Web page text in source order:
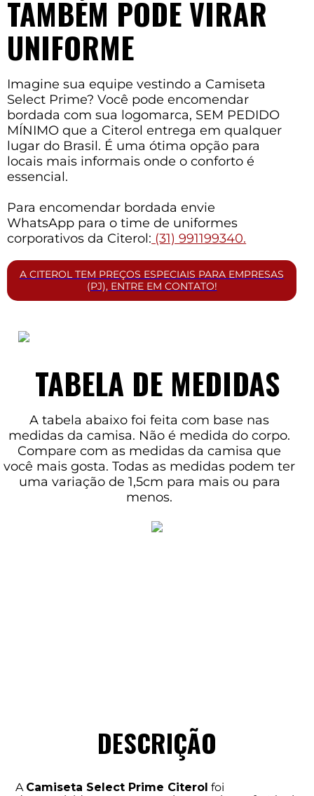
TAMBÉM PODE VIRAR
UNIFORME
Imagine sua equipe vestindo a Camiseta
Select Prime? Você pode encomendar
bordada com sua logomarca, SEM PEDIDO
MÍNIMO que a Citerol entrega em qualquer
lugar do Brasil. É uma ótima opção para
locais mais informais onde o conforto é
essencial.
Para encomendar bordada envie
WhatsApp para o time de uniformes
corporativos da Citerol: (31) 991199340.
A CITEROL TEM PREÇOS ESPECIAIS PARA EMPRESAS
(PJ), ENTRE EM CONTATO!
TABELA DE MEDIDAS
A tabela abaixo foi feita com base nas
medidas da camisa. Não é medida do corpo.
Compare com as medidas da camisa que
você mais gosta. Todas as medidas podem ter
uma variação de 1,5cm para mais ou para
menos.
DESCRIÇÃO
A Camiseta Select Prime Citerol foi